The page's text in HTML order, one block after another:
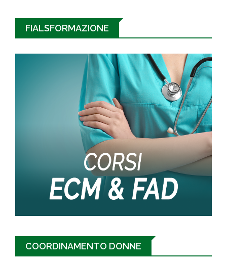
FIALSFORMAZIONE
COORDINAMENTO DONNE